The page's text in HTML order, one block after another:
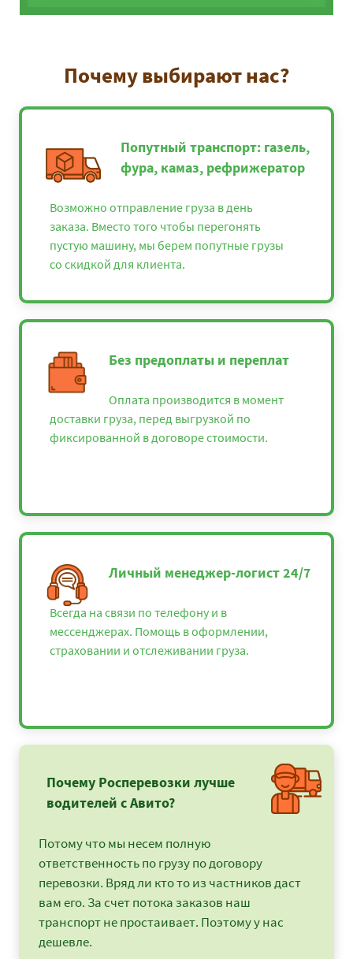
Почему выбирают нас?
Попутный транспорт: газель,
фура, камаз, рефрижератор
Возможно отправление груза в день
заказа. Вместо того чтобы перегонять
пустую машину, мы берем попутные грузы
со скидкой для клиента.
Без предоплаты и переплат
Оплата производится в момент
доставки груза, перед выгрузкой по
фиксированной в договоре стоимости.
Личный менеджер-логист 24/7
Всегда на связи по телефону и в
мессенджерах. Помощь в оформлении,
страховании и отслеживании груза.
Почему Росперевозки лучше
водителей с Авито?
Потому что мы несем полную
ответственность по грузу по договору
перевозки. Вряд ли кто то из частников даст
вам его. За счет потока заказов наш
транспорт не простаивает. Поэтому у нас
дешевле.